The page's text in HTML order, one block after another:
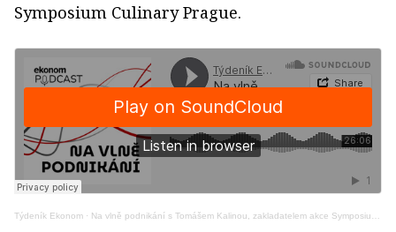
Symposium Culinary Prague.
Týdeník Ekonom · Na vlně podnikání s Tomášem Kalinou, zakladatelem akce Symposium Culinary Prague